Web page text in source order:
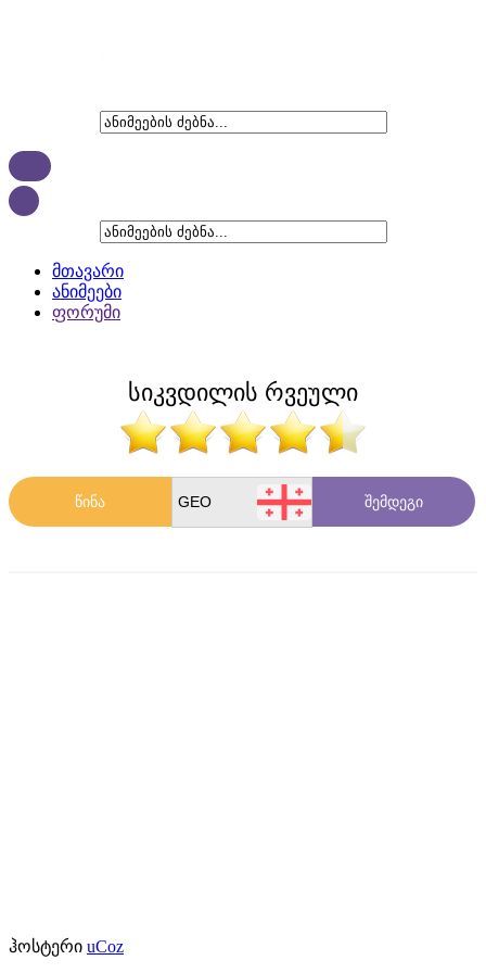
მთავარი
ანიმეები
ფორუმი
სიკვდილის რვეული
წინა შემდეგი
ჰოსტერი uCoz